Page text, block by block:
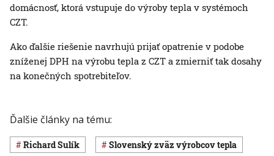
domácnosť, ktorá vstupuje do výroby tepla v systémoch
CZT.
Ako ďalšie riešenie navrhujú prijať opatrenie v podobe
zníženej DPH na výrobu tepla z CZT a zmierniť tak dosahy
na konečných spotrebiteľov.
Ďalšie články na tému:
Richard Sulík Slovenský zväz výrobcov tepla